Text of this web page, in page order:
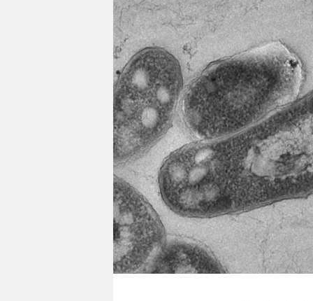
nord
wahrheit
verlag
verlag
veranstaltungen
shop
fragen & hilfe
unterstützen
abo
genossenschaft